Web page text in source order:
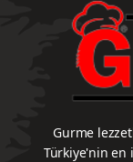
Gurme
Türkiye'nin